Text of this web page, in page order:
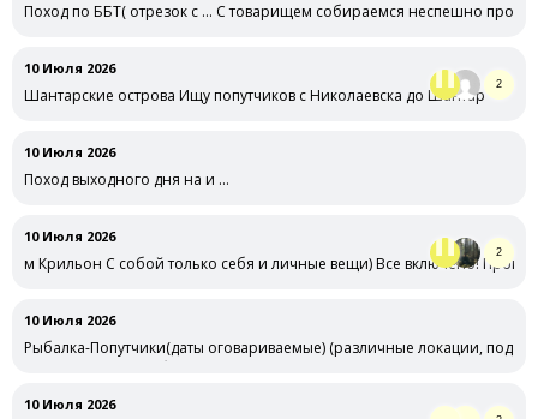
Поход по ББТ( отрезок с … С товарищем собираемся неспешно
10 Июля 2026
Шантарские острова Ищу попутчиков с Николаевска до Шантар
2
10 Июля 2026
Поход выходного дня на и …
10 Июля 2026
м Крильон С собой только себя и личные вещи) Все включено!
2
10 Июля 2026
Рыбалка-Попутчики(даты оговариваемые) (различные локации, под
под различную рыбу ) рядом с …
10 Июля 2026